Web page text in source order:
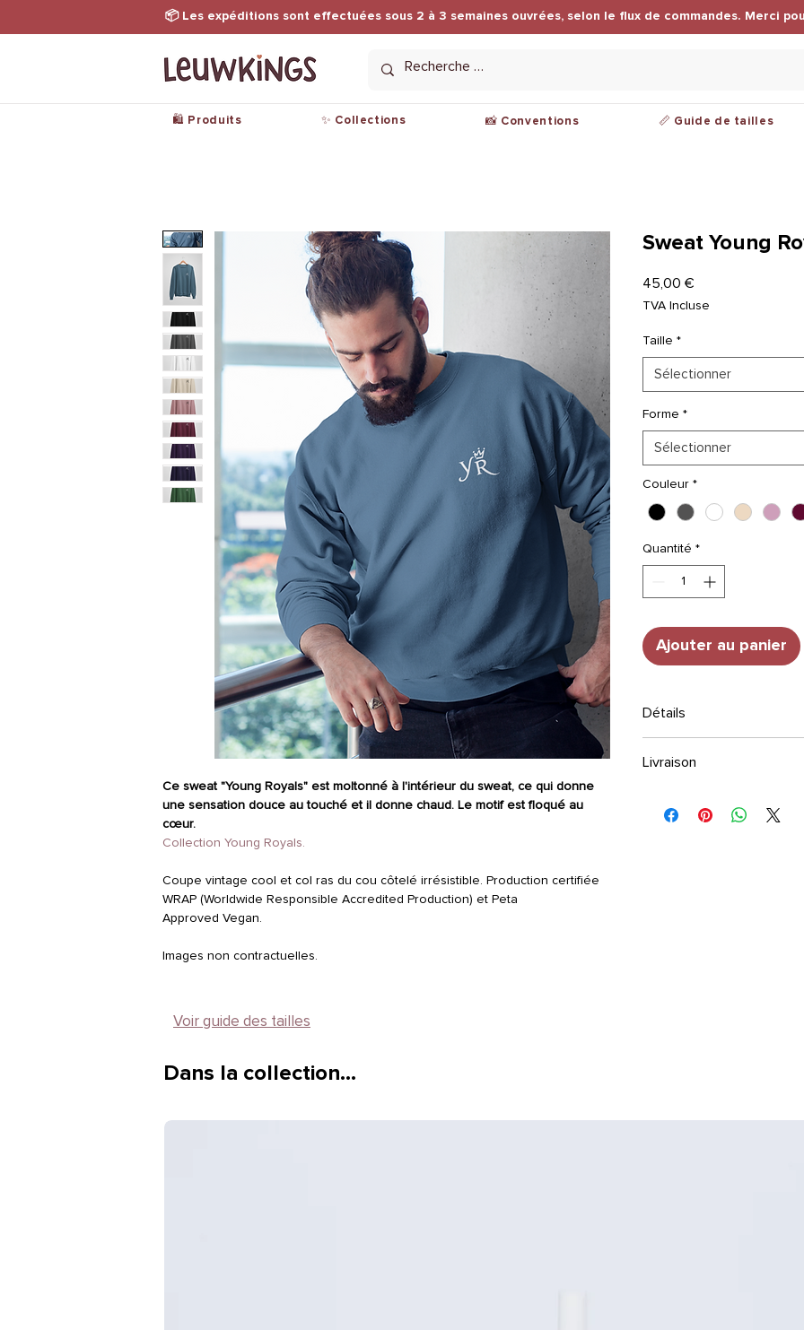
📦 Les expéditions sont effectuées sous 2 à 3 semaines ouvrées, selon le flux de commandes. Merci
🛍️ Produits ✨ Collections 📸 Conventions 📏 Guide de tailles
Ce sweat "Young Royals" est moltonné à l'intérieur du sweat, ce qui donne
une sensation douce au touché et il donne chaud. Le motif est floqué au
cœur.
Collection Young Royals.
Coupe vintage cool et col ras du cou côtelé irrésistible. Production certifiée
WRAP (Worldwide Responsible Accredited Production) et Peta
Approved Vegan.
Images non contractuelles.
Sweat Young
45,00 €Prix
TVA Incluse
Taille *
Sélectionner
Forme *
Sélectionner
Couleur *
Quantité *
Ajouter au panier
Détails
de propreté. Coupe
Instructions d'entretien:
Livraison
Voir guide des tailles
Dans la collection…